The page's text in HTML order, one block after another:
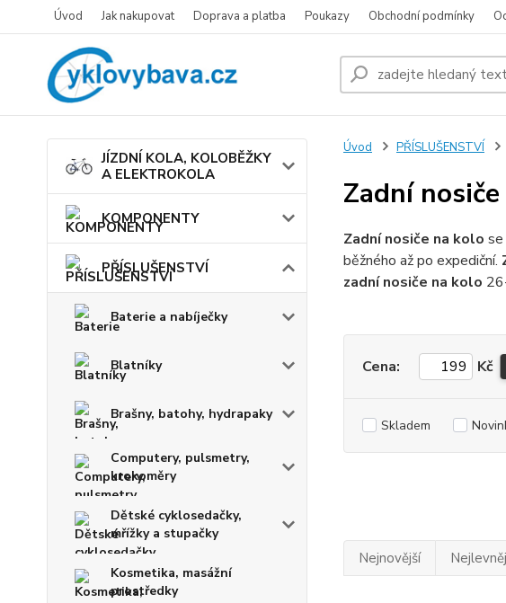
Úvod Jak nakupovat Doprava a platba Poukazy Obchodní podmínky
JÍZDNÍ KOLA, KOLOBĚŽKY
A ELEKTROKOLA
KOMPONENTY
PŘÍSLUŠENSTVÍ
Baterie a nabíječky
Blatníky
Brašny, batohy, hydrapaky
Computery, pulsmetry,
krokoměry
Dětské cyklosedačky,
mřížky a stupačky
Kosmetika, masážní
prostředky
Úvod PŘÍSLUŠENSTVÍ
Zadní
Zadní nosiče na kolo
běžného až po expediční.
zadní nosiče na kolo
Cena: Kč
Skladem
Nejnovější